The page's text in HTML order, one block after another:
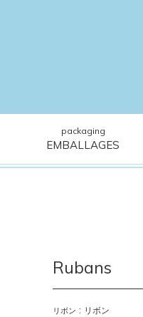
packaging
EMBALLAGES
Rubans
リボン : リボン